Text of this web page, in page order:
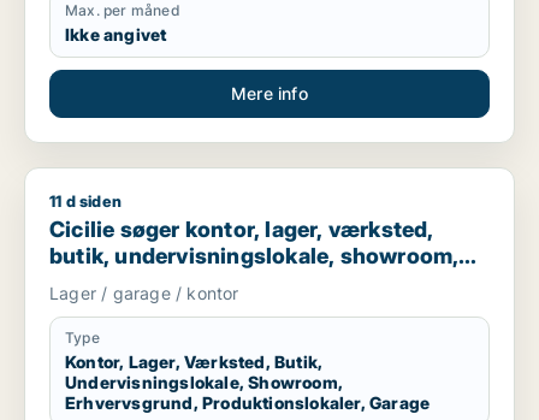
Max. per måned
Ikke angivet
Mere info
Cicilie søger kontor, lager, værksted, butik,
11 d siden
Cicilie søger kontor, lager, værksted,
butik, undervisningslokale, showroom,
erhvervsgrund, produktionslokaler eller
garage til leje i Region Sjælland eller
Nordsjælland
Lager / garage / kontor
Type
Kontor, Lager, Værksted, Butik,
Undervisningslokale, Showroom,
Erhvervsgrund, Produktionslokaler, Garage